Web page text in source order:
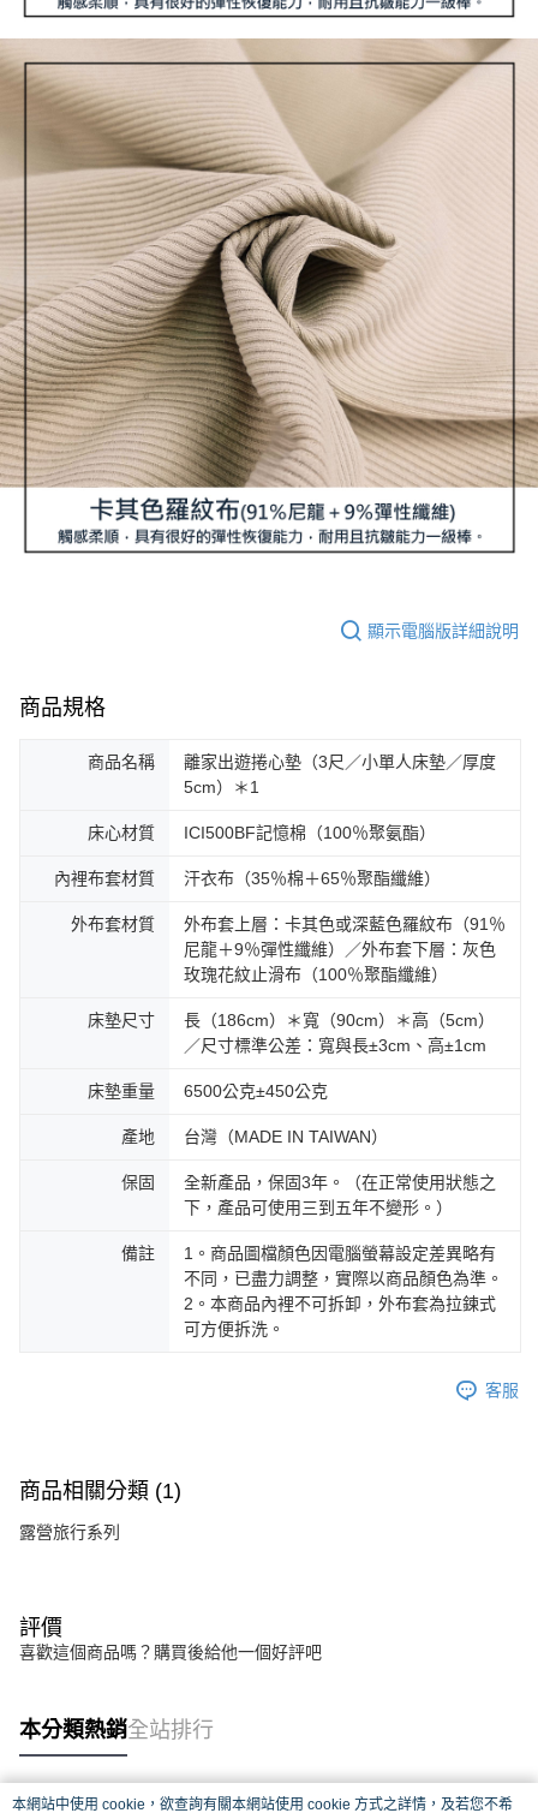
顯示電腦版詳細說明
商品規格
商品名稱
離家出遊捲心墊（3尺／小單人床墊／厚度
5cm）＊1
床心材質 ICI500BF記憶棉（100％聚氨酯）
內裡布套材質 汗衣布（35％棉＋65％聚酯纖維）
外布套材質
外布套上層：卡其色或深藍色羅紋布（91％
尼龍＋9％彈性纖維）／外布套下層：灰色
玫瑰花紋止滑布（100％聚酯纖維）
床墊尺寸
長（186cm）＊寬（90cm）＊高（5cm）
／尺寸標準公差：寬與長±3cm、高±1cm
床墊重量 6500公克±450公克
產地 台灣（MADE IN TAIWAN）
保固
全新產品，保固3年。（在正常使用狀態之
下，產品可使用三到五年不變形。）
備註
1。商品圖檔顏色因電腦螢幕設定差異略有
不同，已盡力調整，實際以商品顏色為準。
2。本商品內裡不可拆卸，外布套為拉鍊式
可方便拆洗。
客服
商品相關分類 (1)
露營旅行系列
評價
喜歡這個商品嗎？購買後給他一個好評吧
本分類熱銷全站排行
本網站中使用 cookie，欲查詢有關本網站使用 cookie 方式之詳情，及若您不希